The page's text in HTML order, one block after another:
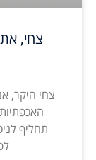
צחי,
צחי היקר,
תחליף